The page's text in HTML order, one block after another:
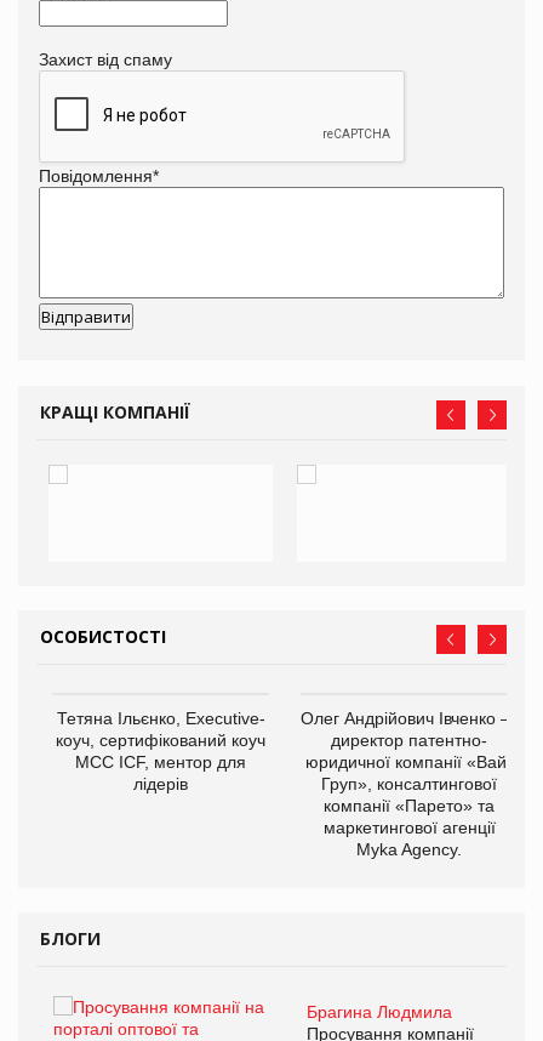
Захист від спаму
Повідомлення*
КРАЩІ КОМПАНІЇ
ОСОБИСТОСТІ
Тетяна Ільєнко, Executive-
коуч, сертифікований коуч
МСС ICF, ментор для
лідерів
Олег Андрійович Івченко —
директор патентно-
юридичної компанії «Вайз
Груп», консалтингової
компанії «Парето» та
маркетингової агенції
Myka Agency.
БЛОГИ
Брагина Людмила
Просування компанії